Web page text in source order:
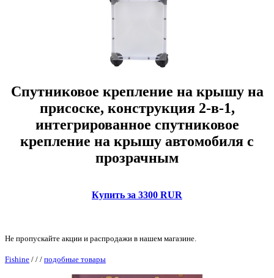
Спутниковое крепление на крышу на
присоске, конструкция 2-в-1,
интегрированное спутниковое
крепление на крышу автомобиля с
прозрачным
Купить за 3300 RUR
Не пропускайте акции и распродажи в нашем магазине.
Fishine / / / подобные товары